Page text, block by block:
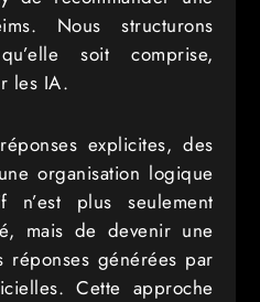
Nous structurons
soit comprise,
les IA.
explicites, des
organisation logique
n’est plus seulement
mais de devenir une
réponses générées par
Cette approche